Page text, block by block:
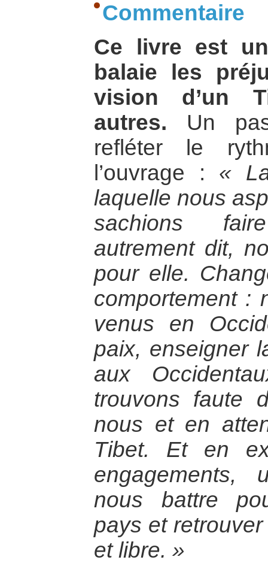
Commentaire
Ce livre est
balaie les
vision d’un
autres. Un
refléter le
l’ouvrage : «
laquelle nous
sachions
autrement dit,
pour elle.
comportement :
venus en
paix, enseigner
aux
trouvons faute
nous et en
Tibet. Et en
engagements,
nous battre
pays et
et libre. »